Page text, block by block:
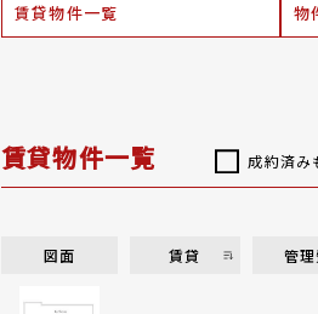
賃貸物件一覧 物
賃貸物件一覧 成約済み
図面 賃貸 管